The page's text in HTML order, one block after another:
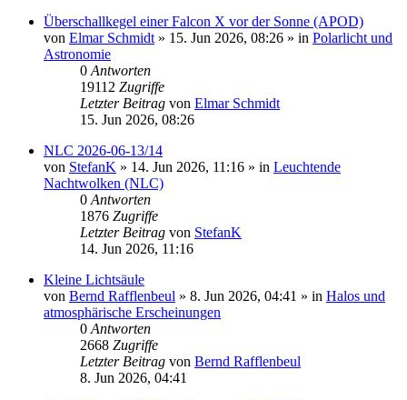
Überschallkegel einer Falcon X vor der Sonne (APOD)
von Elmar Schmidt » 15. Jun 2026, 08:26 » in Polarlicht und
Astronomie
0 Antworten
19112 Zugriffe
Letzter Beitrag von Elmar Schmidt
15. Jun 2026, 08:26
NLC 2026-06-13/14
von StefanK » 14. Jun 2026, 11:16 » in Leuchtende
Nachtwolken (NLC)
0 Antworten
1876 Zugriffe
Letzter Beitrag von StefanK
14. Jun 2026, 11:16
Kleine Lichtsäule
von Bernd Rafflenbeul » 8. Jun 2026, 04:41 » in Halos und
atmosphärische Erscheinungen
0 Antworten
2668 Zugriffe
Letzter Beitrag von Bernd Rafflenbeul
8. Jun 2026, 04:41